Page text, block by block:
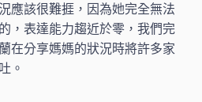
應該很難捱，因為她完全無法
，表達能力趨近於零，我們完
在分享媽媽的狀況時將許多家
。